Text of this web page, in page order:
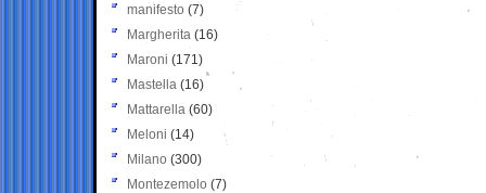
manifesto (7)
Margherita (16)
Maroni (171)
Mastella (16)
Mattarella (60)
Meloni (14)
Milano (300)
Montezemolo (7)